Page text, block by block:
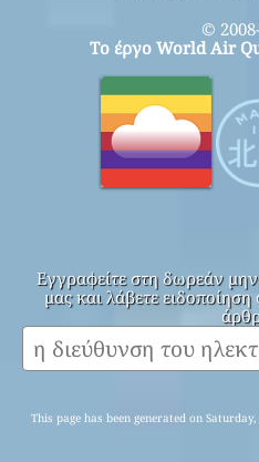
©
Το έργο World Air
Εγγραφείτε στη δωρεάν
μας και λάβετε
This page has been generated on